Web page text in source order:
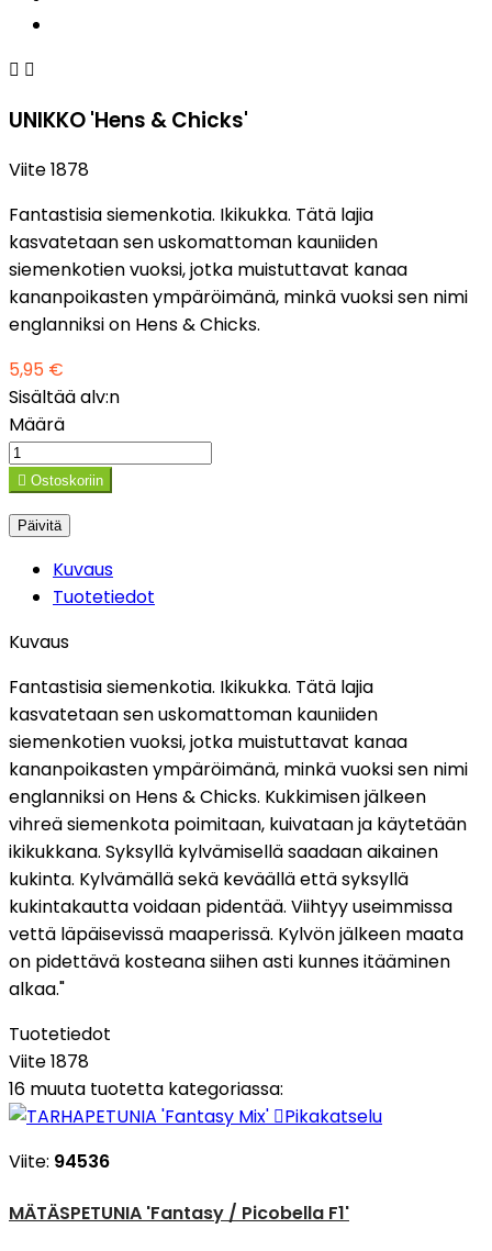
 
UNIKKO 'Hens & Chicks'
Viite1878
Fantastisia siemenkotia. Ikikukka. Tätä lajia
kasvatetaan sen uskomattoman kauniiden
siemenkotien vuoksi, jotka muistuttavat kanaa
kananpoikasten ympäröimänä, minkä vuoksi sen nimi
englanniksi on Hens & Chicks.
5,95 €
Sisältää alv:n
Määrä
 Ostoskoriin
Kuvaus
Tuotetiedot
Kuvaus
Fantastisia siemenkotia. Ikikukka. Tätä lajia
kasvatetaan sen uskomattoman kauniiden
siemenkotien vuoksi, jotka muistuttavat kanaa
kananpoikasten ympäröimänä, minkä vuoksi sen nimi
englanniksi on Hens & Chicks. Kukkimisen jälkeen
vihreä siemenkota poimitaan, kuivataan ja käytetään
ikikukkana. Syksyllä kylvämisellä saadaan aikainen
kukinta. Kylvämällä sekä keväällä että syksyllä
kukintakautta voidaan pidentää. Viihtyy useimmissa
vettä läpäisevissä maaperissä. Kylvön jälkeen maata
on pidettävä kosteana siihen asti kunnes itääminen
alkaa."
Tuotetiedot
Viite1878
16 muuta tuotetta kategoriassa:
Pikakatselu
Viite: 94536
MÄTÄSPETUNIA 'Fantasy / Picobella F1'